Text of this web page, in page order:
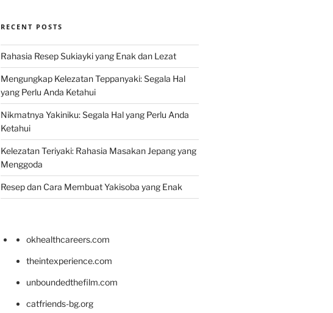
RECENT POSTS
Rahasia Resep Sukiayki yang Enak dan Lezat
Mengungkap Kelezatan Teppanyaki: Segala Hal
yang Perlu Anda Ketahui
Nikmatnya Yakiniku: Segala Hal yang Perlu Anda
Ketahui
Kelezatan Teriyaki: Rahasia Masakan Jepang yang
Menggoda
Resep dan Cara Membuat Yakisoba yang Enak
okhealthcareers.com
theintexperience.com
unboundedthefilm.com
catfriends-bg.org